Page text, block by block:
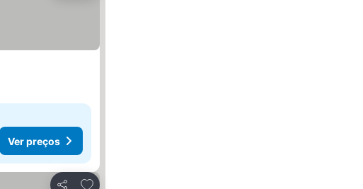
Ver preços
Adicionar aos favoritos